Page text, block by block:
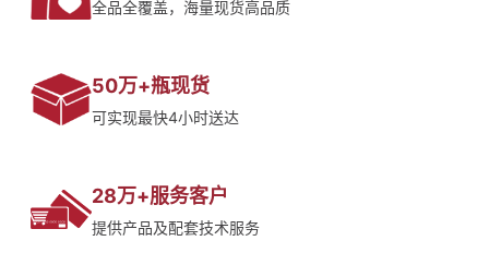
全品全覆盖，海量现货高品质
50万+瓶现货
可实现最快4小时送达
28万+服务客户
提供产品及配套技术服务